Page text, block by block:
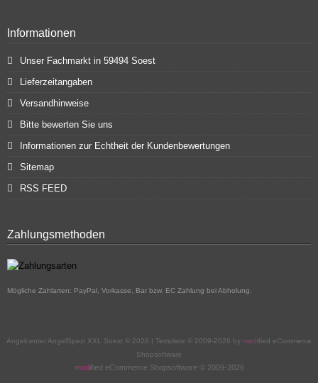
Informationen
Unser Fachmarkt in 59494 Soest
Lieferzeitangaben
Versandhinweise
Bitte bewerten Sie uns
Informationen zur Echtheit der Kundenbewertungen
Sitemap
RSS FEED
Zahlungsmethoden
Mögliche Zahlarten: PayPal, Vorkasse, Bar bzw. EC Zahlung bei Abholung.
Angelcenter AngelSpezi XXL Soest © 2026 | Template © 2009-2026 by mod ified eCommerce
Shopsoftware
modified eCommerce Shopsoftware © 2009-2026